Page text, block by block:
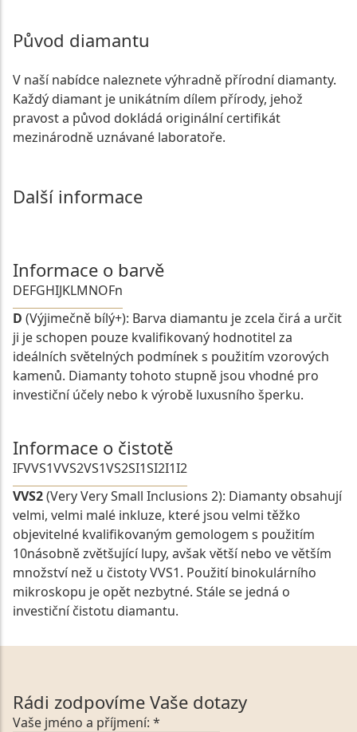
Původ diamantu
V naší nabídce naleznete výhradně přírodní diamanty.
Každý diamant je unikátním dílem přírody, jehož
pravost a původ dokládá originální certifikát
mezinárodně uznávané laboratoře.
Další informace
Informace o barvě
DEFGHIJKLMNOFn
D (Výjimečně bílý+): Barva diamantu je zcela čirá a určit
ji je schopen pouze kvalifikovaný hodnotitel za
ideálních světelných podmínek s použitím vzorových
kamenů. Diamanty tohoto stupně jsou vhodné pro
investiční účely nebo k výrobě luxusního šperku.
Informace o čistotě
IFVVS1VVS2VS1VS2SI1SI2I1I2
VVS2(Very Very Small Inclusions 2): Diamanty obsahují
velmi, velmi malé inkluze, které jsou velmi těžko
objevitelné kvalifikovaným gemologem s použitím
10násobně zvětšující lupy, avšak větší nebo ve větším
množství než u čistoty VVS1. Použití binokulárního
mikroskopu je opět nezbytné. Stále se jedná o
investiční čistotu diamantu.
Rádi zodpovíme Vaše dotazy
Vaše jméno a příjmení: *